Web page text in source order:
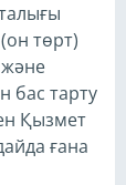
төрт)
бас тарту
Қызмет
ғана